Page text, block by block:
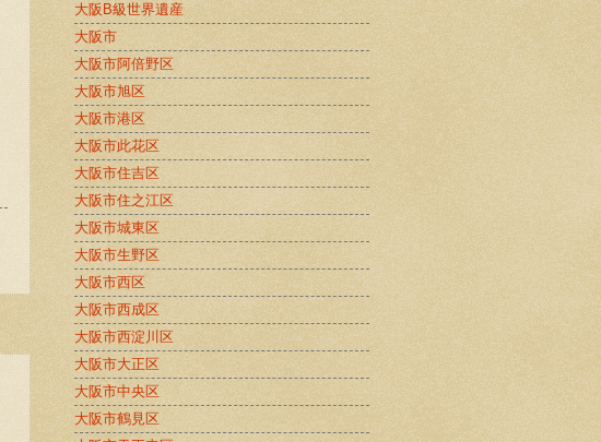
大阪B級世界遺産
大阪市
大阪市阿倍野区
大阪市旭区
大阪市港区
大阪市此花区
大阪市住吉区
大阪市住之江区
大阪市城東区
大阪市生野区
大阪市西区
大阪市西成区
大阪市西淀川区
大阪市大正区
大阪市中央区
大阪市鶴見区